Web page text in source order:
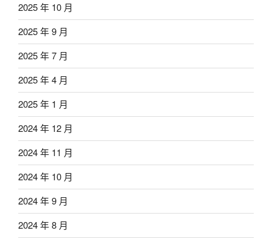
2025 年 10 月
2025 年 9 月
2025 年 7 月
2025 年 4 月
2025 年 1 月
2024 年 12 月
2024 年 11 月
2024 年 10 月
2024 年 9 月
2024 年 8 月